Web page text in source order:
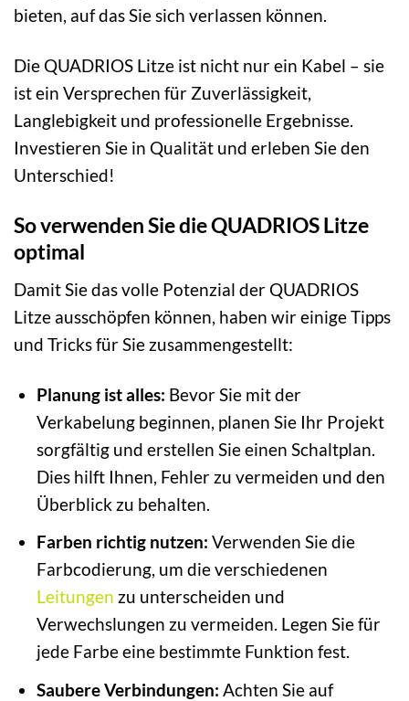
bieten, auf das Sie sich verlassen können.
Die QUADRIOS Litze ist nicht nur ein Kabel – sie
ist ein Versprechen für Zuverlässigkeit,
Langlebigkeit und professionelle Ergebnisse.
Investieren Sie in Qualität und erleben Sie den
Unterschied!
So verwenden Sie die QUADRIOS Litze
optimal
Damit Sie das volle Potenzial der QUADRIOS
Litze ausschöpfen können, haben wir einige Tipps
und Tricks für Sie zusammengestellt:
Planung ist alles: Bevor Sie mit der
Verkabelung beginnen, planen Sie Ihr Projekt
sorgfältig und erstellen Sie einen Schaltplan.
Dies hilft Ihnen, Fehler zu vermeiden und den
Überblick zu behalten.
Farben richtig nutzen: Verwenden Sie die
Farbcodierung, um die verschiedenen
Leitungen zu unterscheiden und
Verwechslungen zu vermeiden. Legen Sie für
jede Farbe eine bestimmte Funktion fest.
Saubere Verbindungen: Achten Sie auf